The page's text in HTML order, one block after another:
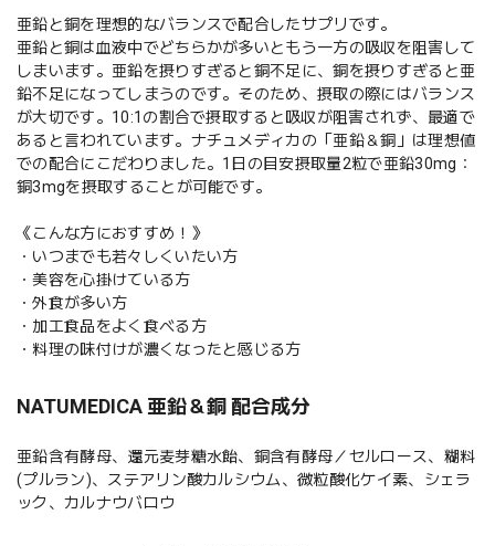
亜鉛と銅を理想的なバランスで配合したサプリです。
亜鉛と銅は血液中でどちらかが多いともう一方の吸収を阻害して
しまいます。亜鉛を摂りすぎると銅不足に、銅を摂りすぎると亜
鉛不足になってしまうのです。そのため、摂取の際にはバランス
が大切です。10:1の割合で摂取すると吸収が阻害されず、最適で
あると言われています。ナチュメディカの「亜鉛＆銅」は理想値
での配合にこだわりました。1日の目安摂取量2粒で亜鉛30mg：
銅3mgを摂取することが可能です。
《こんな方におすすめ！》
・いつまでも若々しくいたい方
・美容を心掛けている方
・外食が多い方
・加工食品をよく食べる方
・料理の味付けが濃くなったと感じる方
NATUMEDICA 亜鉛＆銅 配合成分
亜鉛含有酵母、還元麦芽糖水飴、銅含有酵母／セルロース、糊料
(プルラン)、ステアリン酸カルシウム、微粒酸化ケイ素、シェラ
ック、カルナウバロウ